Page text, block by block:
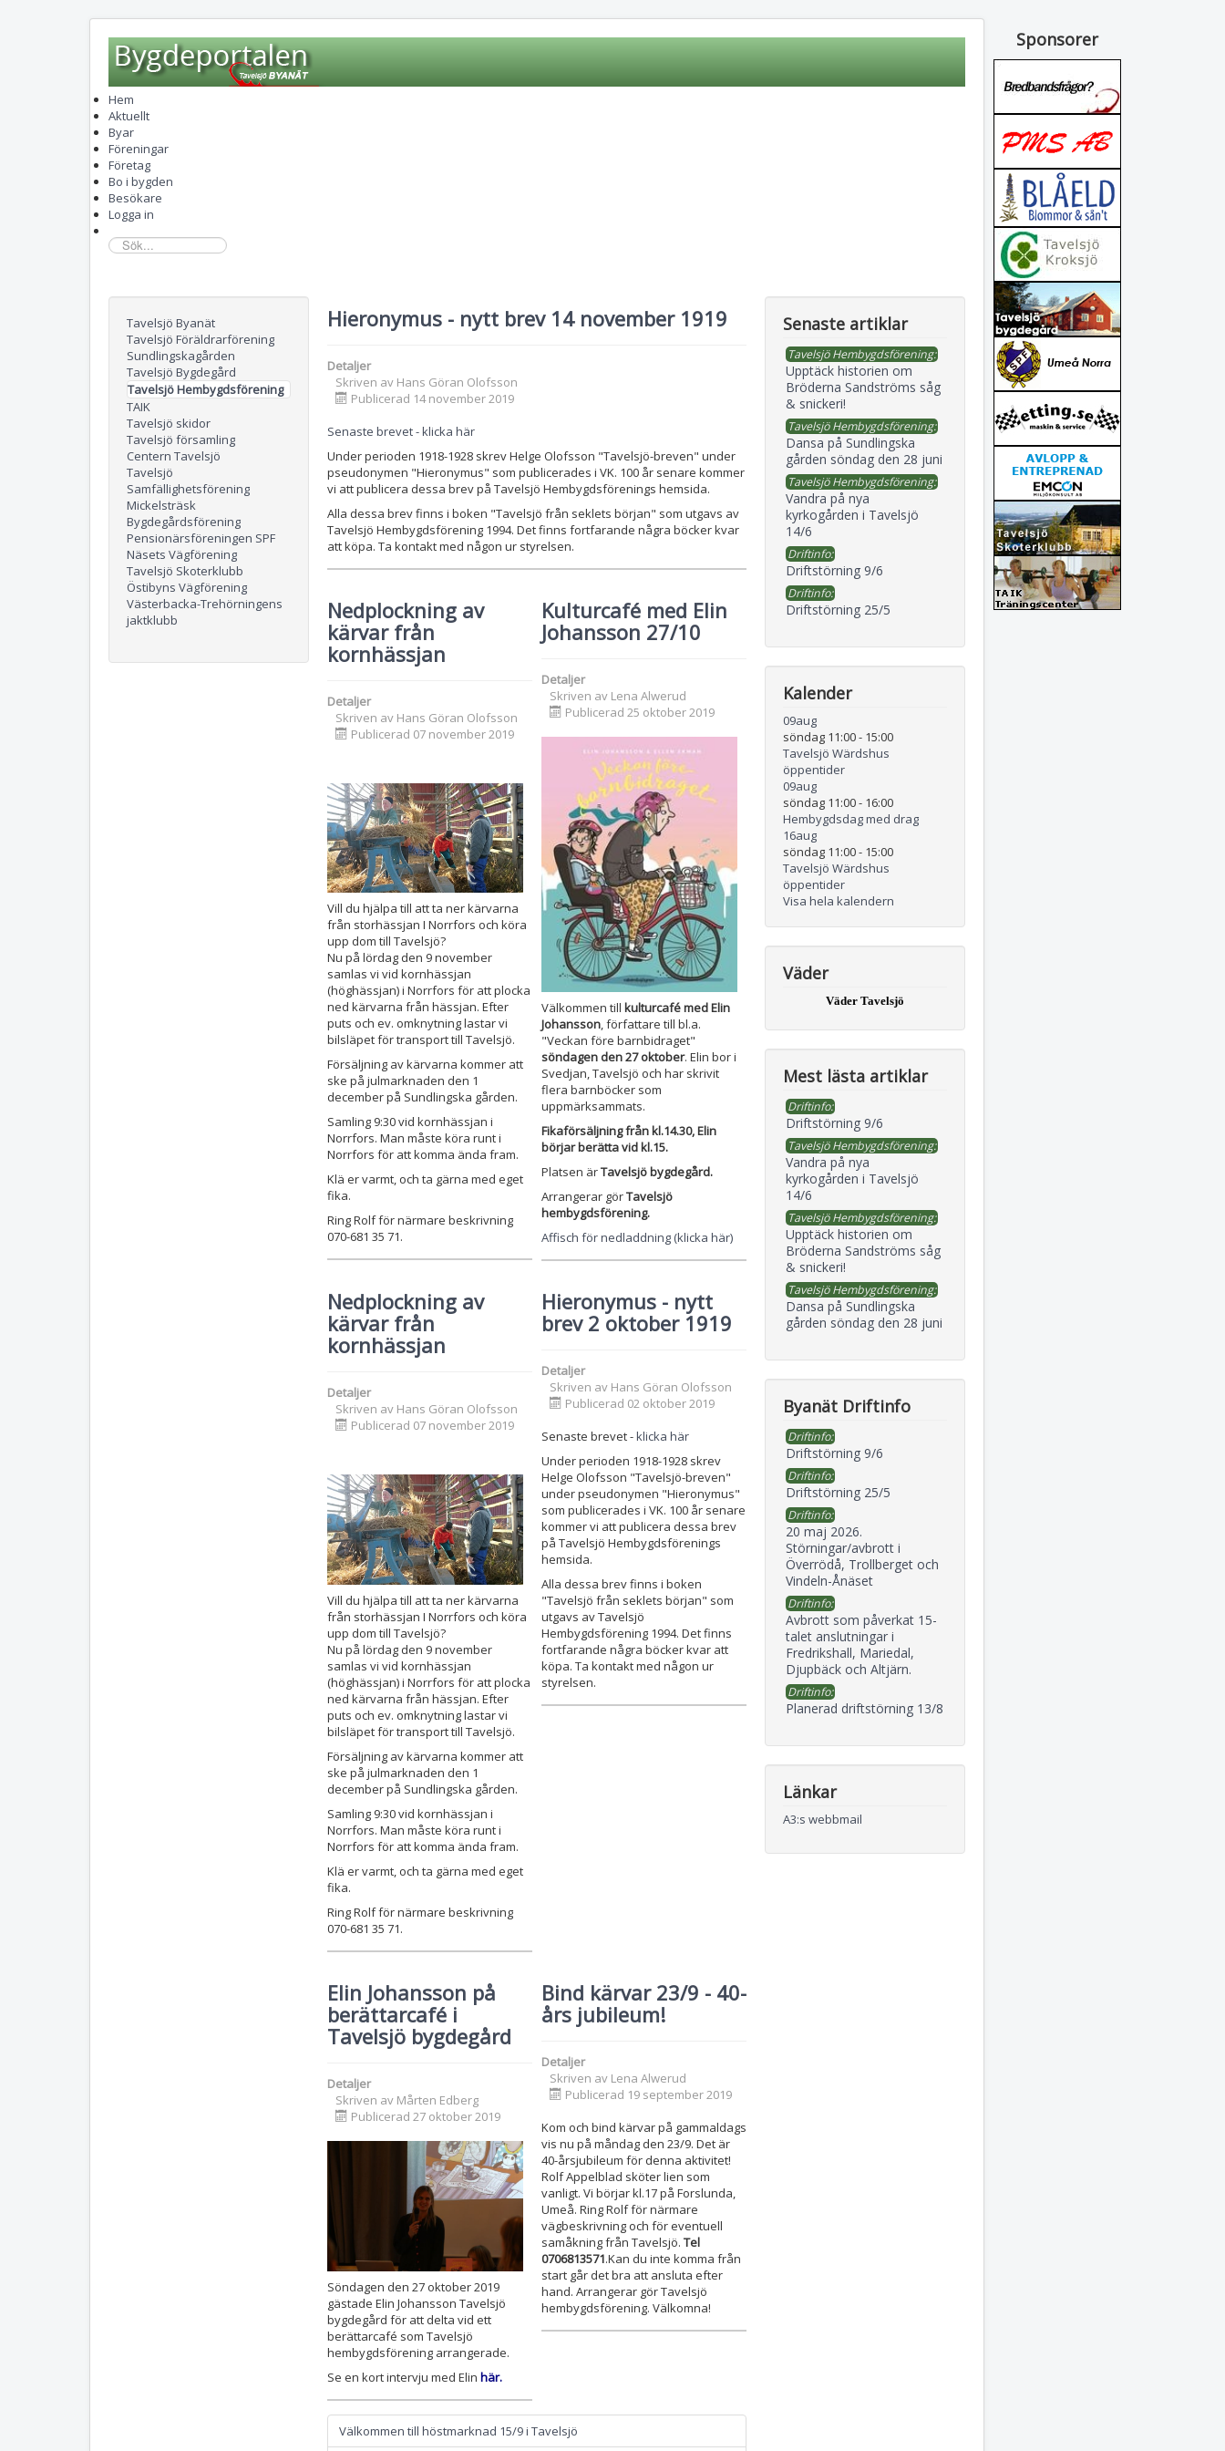
Hem
Aktuellt
Byar
Föreningar
Företag
Bo i bygden
Besökare
Logga in
sök...
Tavelsjö Byanät
Tavelsjö Föräldrarförening
Sundlingskagården
Tavelsjö Bygdegård
Tavelsjö Hembygdsförening
TAIK
Tavelsjö skidor
Tavelsjö församling
Centern Tavelsjö
Tavelsjö
Samfällighetsförening
Mickelsträsk
Bygdegårdsförening
Pensionärsföreningen SPF
Näsets Vägförening
Tavelsjö Skoterklubb
Östibyns Vägförening
Västerbacka-Trehörningens
jaktklubb
Hieronymus - nytt brev 14 november 1919
Detaljer
Skriven av Hans Göran Olofsson
Publicerad 14 november 2019
Senaste brevet - klicka här
Under perioden 1918-1928 skrev Helge Olofsson "Tavelsjö-breven" under
pseudonymen "Hieronymus" som publicerades i VK. 100 år senare kommer
vi att publicera dessa brev på Tavelsjö Hembygdsförenings hemsida.
Alla dessa brev finns i boken "Tavelsjö från seklets början" som utgavs av
Tavelsjö Hembygdsförening 1994. Det finns fortfarande några böcker kvar
att köpa. Ta kontakt med någon ur styrelsen.
Nedplockning av
kärvar från
kornhässjan
Detaljer
Skriven av Hans Göran Olofsson
Publicerad 07 november 2019
Vill du hjälpa till att ta ner kärvarna
från storhässjan I Norrfors och köra
upp dom till Tavelsjö?
Nu på lördag den 9 november
samlas vi vid kornhässjan
(höghässjan) i Norrfors för att plocka
ned kärvarna från hässjan. Efter
puts och ev. omknytning lastar vi
bilsläpet för transport till Tavelsjö.
Försäljning av kärvarna kommer att
ske på julmarknaden den 1
december på Sundlingska gården.
Samling 9:30 vid kornhässjan i
Norrfors. Man måste köra runt i
Norrfors för att komma ända fram.
Klä er varmt, och ta gärna med eget
fika.
Ring Rolf för närmare beskrivning
070-681 35 71.
Kulturcafé med Elin
Johansson 27/10
Detaljer
Skriven av Lena Alwerud
Publicerad 25 oktober 2019
Välkommen till kulturcafé med Elin
Johansson, författare till bl.a.
"Veckan före barnbidraget"
söndagen den 27 oktober. Elin bor i
Svedjan, Tavelsjö och har skrivit
flera barnböcker som
uppmärksammats.
Fikaförsäljning från kl.14.30, Elin
börjar berätta vid kl.15.
Platsen ärTavelsjö bygdegård.
Arrangerar görTavelsjö
hembygdsförening.
Affisch för nedladdning (klicka här)
Nedplockning av
kärvar från
kornhässjan
Detaljer
Skriven av Hans Göran Olofsson
Publicerad 07 november 2019
Vill du hjälpa till att ta ner kärvarna
från storhässjan I Norrfors och köra
upp dom till Tavelsjö?
Nu på lördag den 9 november
samlas vi vid kornhässjan
(höghässjan) i Norrfors för att plocka
ned kärvarna från hässjan. Efter
puts och ev. omknytning lastar vi
bilsläpet för transport till Tavelsjö.
Försäljning av kärvarna kommer att
ske på julmarknaden den 1
december på Sundlingska gården.
Samling 9:30 vid kornhässjan i
Norrfors. Man måste köra runt i
Norrfors för att komma ända fram.
Klä er varmt, och ta gärna med eget
fika.
Ring Rolf för närmare beskrivning
070-681 35 71.
Hieronymus - nytt
brev 2 oktober 1919
Detaljer
Skriven av Hans Göran Olofsson
Publicerad 02 oktober 2019
Senaste brevet -klicka här
Under perioden 1918-1928 skrev
Helge Olofsson "Tavelsjö-breven"
under pseudonymen "Hieronymus"
som publicerades i VK. 100 år senare
kommer vi att publicera dessa brev
på Tavelsjö Hembygdsförenings
hemsida.
Alla dessa brev finns i boken
"Tavelsjö från seklets början" som
utgavs av Tavelsjö
Hembygdsförening 1994. Det finns
fortfarande några böcker kvar att
köpa. Ta kontakt med någon ur
styrelsen.
Elin Johansson på
berättarcafé i
Tavelsjö bygdegård
Detaljer
Skriven av Mårten Edberg
Publicerad 27 oktober 2019
Söndagen den 27 oktober 2019
gästade Elin Johansson Tavelsjö
bygdegård för att delta vid ett
berättarcafé som Tavelsjö
hembygdsförening arrangerade.
Se en kort intervju med Elin här.
Bind kärvar 23/9 - 40-
års jubileum!
Detaljer
Skriven av Lena Alwerud
Publicerad 19 september 2019
Kom och bind kärvar på gammaldags
vis nu på måndag den 23/9. Det är
40-årsjubileum för denna aktivitet!
Rolf Appelblad sköter lien som
vanligt. Vi börjar kl.17 på Forslunda,
Umeå. Ring Rolf för närmare
vägbeskrivning och för eventuell
samåkning från Tavelsjö. Tel
0706813571.Kan du inte komma från
start går det bra att ansluta efter
hand. Arrangerar gör Tavelsjö
hembygdsförening. Välkomna!
Välkommen till höstmarknad 15/9 i Tavelsjö
Senaste artiklar
Tavelsjö Hembygdsförening:
Upptäck historien om
Bröderna Sandströms såg
& snickeri!
Tavelsjö Hembygdsförening:
Dansa på Sundlingska
gården söndag den 28 juni
Tavelsjö Hembygdsförening:
Vandra på nya
kyrkogården i Tavelsjö
14/6
Driftinfo:
Driftstörning 9/6
Driftinfo:
Driftstörning 25/5
Kalender
09aug
söndag 11:00- 15:00
Tavelsjö Wärdshus
öppentider
09aug
söndag 11:00- 16:00
Hembygdsdag med drag
16aug
söndag 11:00- 15:00
Tavelsjö Wärdshus
öppentider
Visa hela kalendern
Väder
Väder Tavelsjö
Mest lästa artiklar
Driftinfo:
Driftstörning 9/6
Tavelsjö Hembygdsförening:
Vandra på nya
kyrkogården i Tavelsjö
14/6
Tavelsjö Hembygdsförening:
Upptäck historien om
Bröderna Sandströms såg
& snickeri!
Tavelsjö Hembygdsförening:
Dansa på Sundlingska
gården söndag den 28 juni
Byanät Driftinfo
Driftinfo:
Driftstörning 9/6
Driftinfo:
Driftstörning 25/5
Driftinfo:
20 maj 2026.
Störningar/avbrott i
Överrödå, Trollberget och
Vindeln-Ånäset
Driftinfo:
Avbrott som påverkat 15-
talet anslutningar i
Fredrikshall, Mariedal,
Djupbäck och Altjärn.
Driftinfo:
Planerad driftstörning 13/8
Länkar
A3:s webbmail
Sponsorer